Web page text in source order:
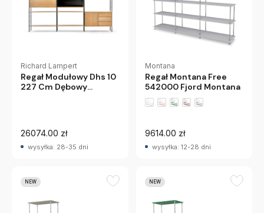
Richard Lampert
Regał Modułowy Dhs 10
227 Cm Dębowy
26074.00 zł
wysyłka: 28-35 dni
Montana
Regał Montana Free
542000 Fjord Montana
9614.00 zł
wysyłka: 12-28 dni
NEW NEW